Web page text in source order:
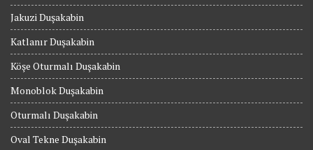
Jakuzi Duşakabin
Katlanır Duşakabin
Köşe Oturmalı Duşakabin
Monoblok Duşakabin
Oturmalı Duşakabin
Oval Tekne Duşakabin